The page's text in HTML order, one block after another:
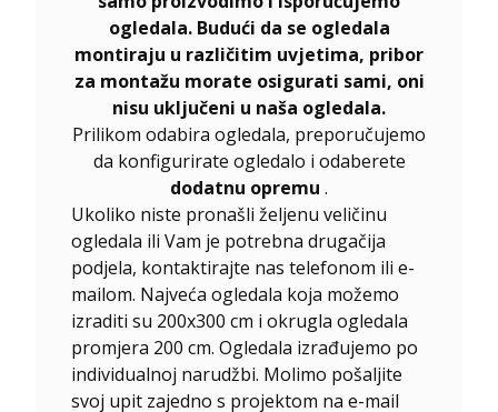
ogledala. Budući da se ogledala
montiraju u različitim uvjetima, pribor
za montažu morate osigurati sami, oni
nisu uključeni u naša ogledala.
Prilikom odabira ogledala, preporučujemo
da konfigurirate ogledalo i odaberete
dodatnu opremu .
Ukoliko niste pronašli željenu veličinu
ogledala ili Vam je potrebna drugačija
podjela, kontaktirajte nas telefonom ili e-
mailom. Najveća ogledala koja možemo
izraditi su 200x300 cm i okrugla ogledala
promjera 200 cm. Ogledala izrađujemo po
individualnoj narudžbi. Molimo pošaljite
svoj upit zajedno s projektom na e-mail